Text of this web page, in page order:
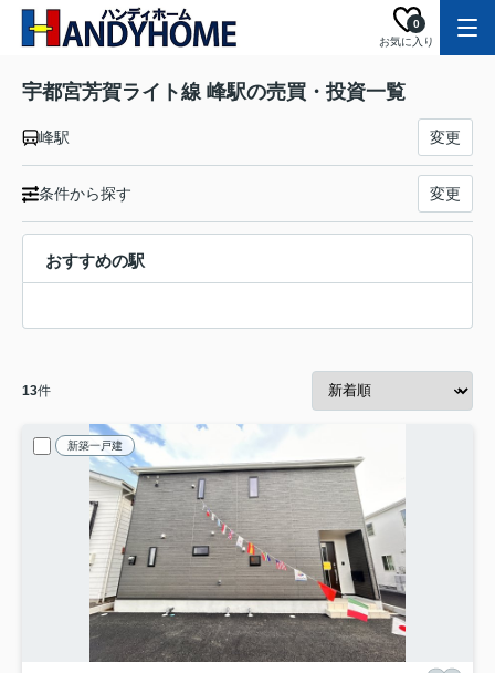
お気に入り
0
宇都宮芳賀ライト線 峰駅の売買・投資一覧
峰駅 変更
条件から探す 変更
おすすめの駅
13件
新築一戸建